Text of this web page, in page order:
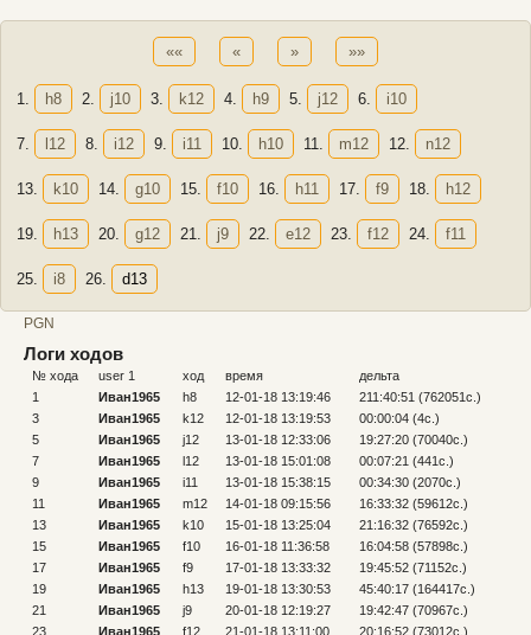
«« « » »»
1. h8 2. j10 3. k12 4. h9 5. j12 6. i10
7. l12 8. i12 9. i11 10. h10 11. m12 12. n12
13. k10 14. g10 15. f10 16. h11 17. f9 18. h12
19. h13 20. g12 21. j9 22. e12 23. f12 24. f11
25. i8 26. d13
PGN
Логи ходов
№ хода user 1 ход время дельта
1
Иван1965 h8 12-01-18 13:19:46 211:40:51 (762051c.)
3
Иван1965 k12 12-01-18 13:19:53 00:00:04 (4c.)
5
Иван1965 j12 13-01-18 12:33:06 19:27:20 (70040c.)
7
Иван1965 l12 13-01-18 15:01:08 00:07:21 (441c.)
9
Иван1965 i11 13-01-18 15:38:15 00:34:30 (2070c.)
11
Иван1965 m12 14-01-18 09:15:56 16:33:32 (59612c.)
13
Иван1965 k10 15-01-18 13:25:04 21:16:32 (76592c.)
15
Иван1965 f10 16-01-18 11:36:58 16:04:58 (57898c.)
17
Иван1965 f9 17-01-18 13:33:32 19:45:52 (71152c.)
19
Иван1965 h13 19-01-18 13:30:53 45:40:17 (164417c.)
21
Иван1965 j9 20-01-18 12:19:27 19:42:47 (70967c.)
23
Иван1965 f12 21-01-18 13:11:00 20:16:52 (73012c.)